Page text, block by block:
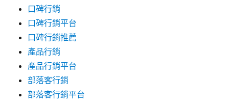
口碑行銷
口碑行銷平台
口碑行銷推薦
產品行銷
產品行銷平台
部落客行銷
部落客行銷平台